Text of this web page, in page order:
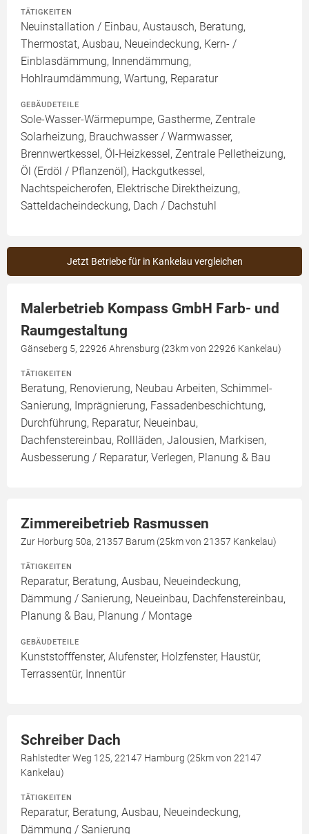
TÄTIGKEITEN
Neuinstallation / Einbau, Austausch, Beratung,
Thermostat, Ausbau, Neueindeckung, Kern- /
Einblasdämmung, Innendämmung,
Hohlraumdämmung, Wartung, Reparatur
GEBÄUDETEILE
Sole-Wasser-Wärmepumpe, Gastherme, Zentrale
Solarheizung, Brauchwasser / Warmwasser,
Brennwertkessel, Öl-Heizkessel, Zentrale Pelletheizung,
Öl (Erdöl / Pflanzenöl), Hackgutkessel,
Nachtspeicherofen, Elektrische Direktheizung,
Satteldacheindeckung, Dach / Dachstuhl
Jetzt Betriebe für in Kankelau vergleichen
Malerbetrieb Kompass GmbH Farb- und
Raumgestaltung
Gänseberg 5, 22926 Ahrensburg (23km von 22926 Kankelau)
TÄTIGKEITEN
Beratung, Renovierung, Neubau Arbeiten, Schimmel-
Sanierung, Imprägnierung, Fassadenbeschichtung,
Durchführung, Reparatur, Neueinbau,
Dachfenstereinbau, Rollläden, Jalousien, Markisen,
Ausbesserung / Reparatur, Verlegen, Planung & Bau
Zimmereibetrieb Rasmussen
Zur Horburg 50a, 21357 Barum (25km von 21357 Kankelau)
TÄTIGKEITEN
Reparatur, Beratung, Ausbau, Neueindeckung,
Dämmung / Sanierung, Neueinbau, Dachfenstereinbau,
Planung & Bau, Planung / Montage
GEBÄUDETEILE
Kunststofffenster, Alufenster, Holzfenster, Haustür,
Terrassentür, Innentür
Schreiber Dach
Rahlstedter Weg 125, 22147 Hamburg (25km von 22147
Kankelau)
TÄTIGKEITEN
Reparatur, Beratung, Ausbau, Neueindeckung,
Dämmung / Sanierung